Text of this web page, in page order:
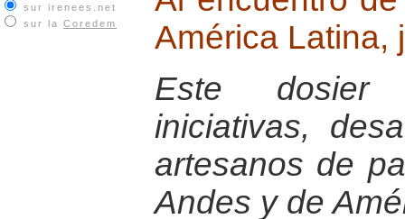
sur irenees.net
sur la Coredem
América Latina,
Este dosier
iniciativas,
artesanos de
Andes y de